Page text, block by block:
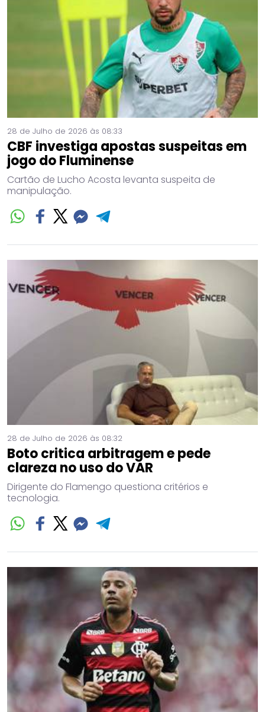
28 de Julho de 2026 às 08:33
CBF investiga apostas suspeitas em
jogo do Fluminense
Cartão de Lucho Acosta levanta suspeita de
manipulação.
28 de Julho de 2026 às 08:32
Boto critica arbitragem e pede
clareza no uso do VAR
Dirigente do Flamengo questiona critérios e
tecnologia.